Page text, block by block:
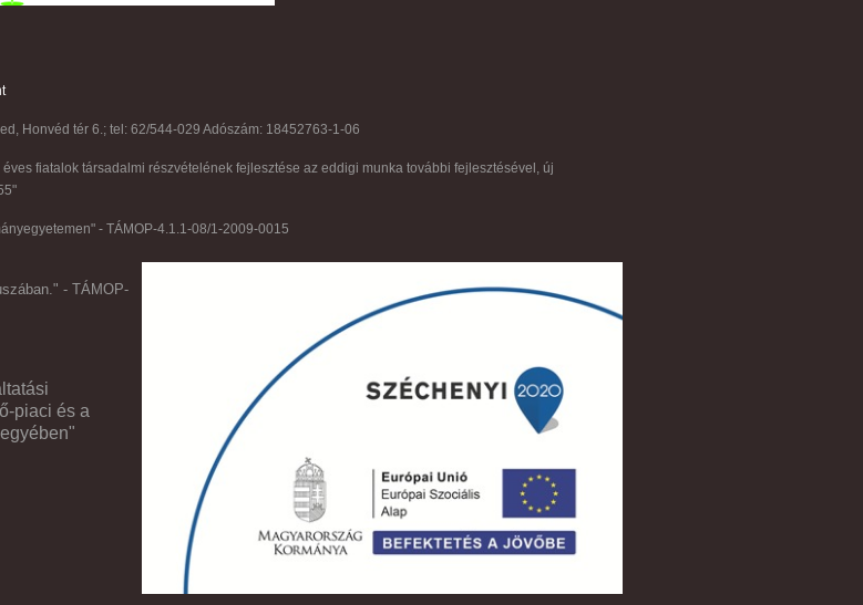
Honvéd tér 6.; tel: 62/544-029 Adószám: 18452763-1-06
fiatalok társadalmi részvételének fejlesztése az eddigi munka további fejlesztésével, új
- TÁMOP-4.1.1-08/1-2009-0015
- TÁMOP-
piaci és a